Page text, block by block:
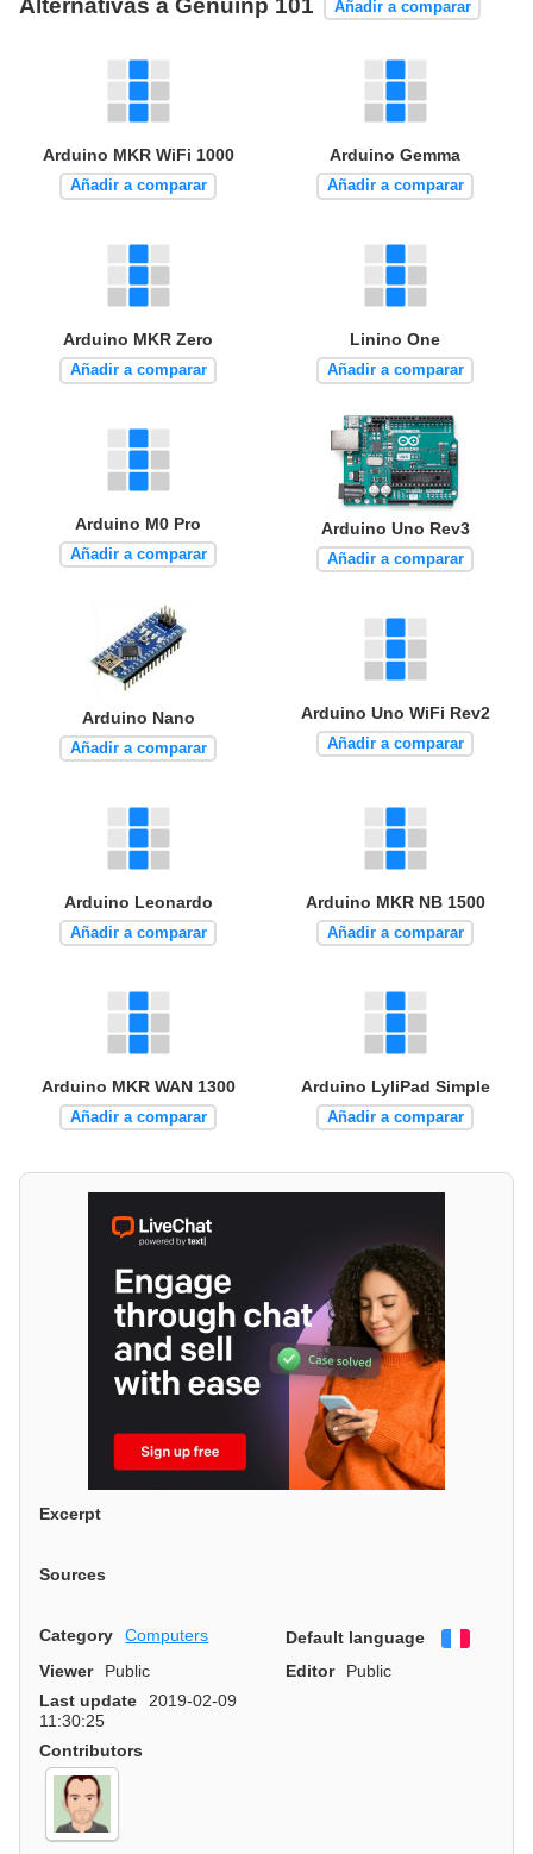
Alternativas a Genuinp 101 Añadir a comparar
Arduino MKR WiFi 1000
Añadir a comparar
Arduino Gemma
Añadir a comparar
Arduino MKR Zero
Añadir a comparar
Linino One
Añadir a comparar
Arduino M0 Pro
Añadir a comparar
Arduino Uno Rev3
Añadir a comparar
Arduino Nano
Añadir a comparar
Arduino Uno WiFi Rev2
Añadir a comparar
Arduino Leonardo
Añadir a comparar
Arduino MKR NB 1500
Añadir a comparar
Arduino MKR WAN 1300
Añadir a comparar
Arduino LyliPad Simple
Añadir a comparar
Excerpt
Sources
Category Computers Default language
Viewer
Public Editor
Public
Last update
2019-02-09
11:30:25
Contributors